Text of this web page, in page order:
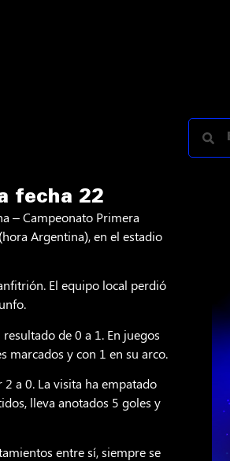
fecha 22
– Campeonato Primera
Argentina), en el estadio
El equipo local perdió
de 0 a 1. En juegos
marcados y con 1 en su arco.
a 0. La visita ha empatado
lleva anotados 5 goles y
entre sí, siempre se